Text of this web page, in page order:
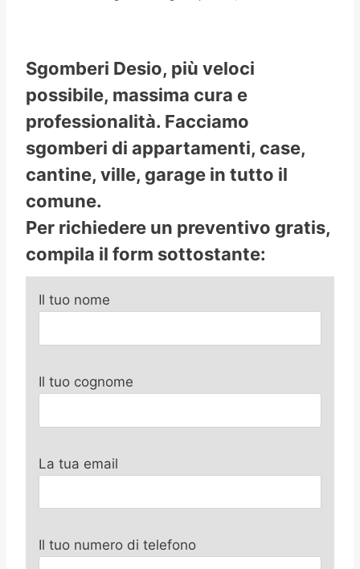
Sgomberi Desio, più veloci
possibile, massima cura e
professionalità. Facciamo
sgomberi di appartamenti, case,
cantine, ville, garage in tutto il
comune.
Per richiedere un preventivo gratis,
compila il form sottostante:
Il tuo nome
Il tuo cognome
La tua email
Il tuo numero di telefono